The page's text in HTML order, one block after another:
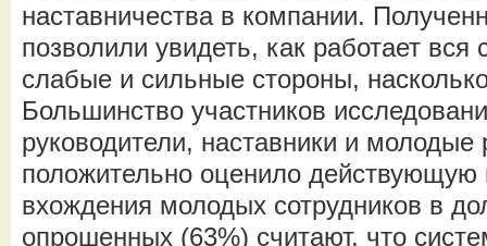
наставничества в компании.
позволили увидеть, как работает вся
слабые и сильные стороны,
Большинство участников
руководители, наставники и
положительно оценило действующую
вхождения молодых сотрудников в
опрошенных (63%) считают, что